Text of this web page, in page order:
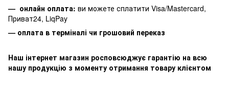
— онлайн оплата: ви можете сплатити Visa/Mastercard,
Приват24, LiqPay
— оплата в терміналі чи грошовий переказ
Наш інтернет магазин росповсюджує гарантію на всю
нашу продукцію з моменту отримання товару клієнтом